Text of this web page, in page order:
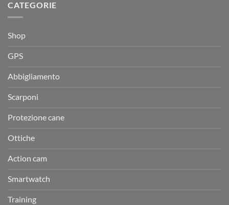
CATEGORIE
Shop
GPS
Abbigliamento
Scarponi
Protezione cane
Ottiche
Action cam
Smartwatch
Training